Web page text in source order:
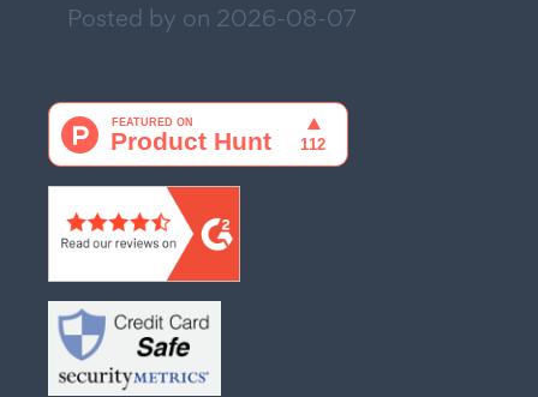
Posted by on 2026-08-07